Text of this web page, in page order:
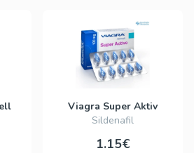
Viagra Super Aktiv
Sildenafil
1.15€